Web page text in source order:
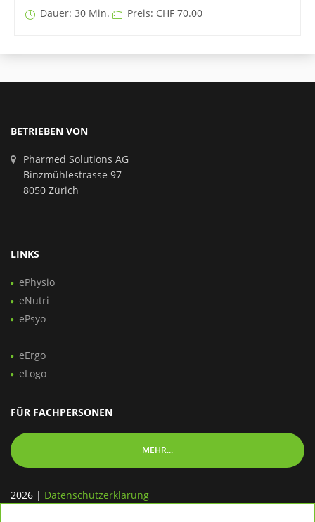
Dauer: 30 Min. Preis: CHF 70.00
BETRIEBEN VON
Pharmed Solutions AG
Binzmühlestrasse 97
8050 Zürich
LINKS
ePhysio
eNutri
ePsyo
eErgo
eLogo
FÜR FACHPERSONEN
MEHR...
2026 | Datenschutzerklärung